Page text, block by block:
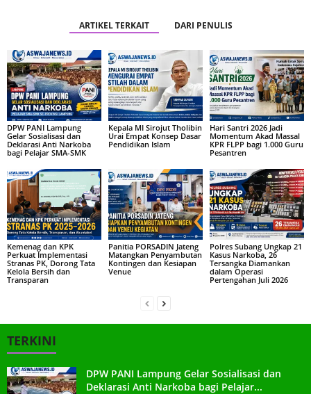
ARTIKEL TERKAIT DARI PENULIS
DPW PANI Lampung
Gelar Sosialisasi dan
Deklarasi Anti Narkoba
bagi Pelajar SMA-SMK
Kepala MI Sirojut Tholibin
Urai Empat Konsep Dasar
Pendidikan Islam
Hari Santri 2026 Jadi
Momentum Akad Massal
KPR FLPP bagi 1.000 Guru
Pesantren
Kemenag dan KPK
Perkuat Implementasi
Stranas PK, Dorong Tata
Kelola Bersih dan
Transparan
Panitia PORSADIN Jateng
Matangkan Penyambutan
Kontingen dan Kesiapan
Venue
Polres Subang Ungkap 21
Kasus Narkoba, 26
Tersangka Diamankan
dalam Operasi
Pertengahan Juli 2026
TERKINI
DPW PANI Lampung Gelar Sosialisasi dan
Deklarasi Anti Narkoba bagi Pelajar...